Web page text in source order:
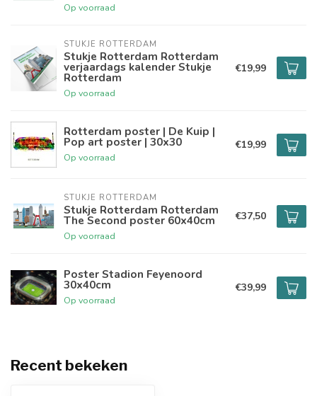
Op voorraad
STUKJE ROTTERDAM
Stukje Rotterdam Rotterdam
verjaardags kalender Stukje
Rotterdam
Op voorraad
€19,99
Rotterdam poster | De Kuip |
Pop art poster | 30x30
Op voorraad
€19,99
STUKJE ROTTERDAM
Stukje Rotterdam Rotterdam
The Second poster 60x40cm
Op voorraad
€37,50
Poster Stadion Feyenoord
30x40cm
Op voorraad
€39,99
Recent bekeken